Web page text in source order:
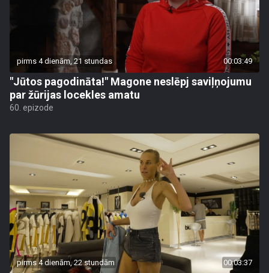
pirms 4 dienām, 21 stundas 00:03:49
"Jūtos pagodināta!" Magone neslēpj saviļņojumu
par žūrijas locekles amatu
60. epizode
pirms 4 dienām, 22 stundām 00:03:37